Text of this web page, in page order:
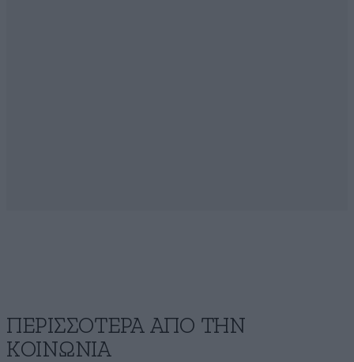
ΠΕΡΙΣΣΟΤΕΡΑ ΑΠΟ ΤΗΝ
ΚΟΙΝΩΝΙΑ